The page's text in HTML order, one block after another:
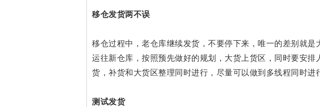
移仓发货两不误
移仓过程中，老仓库继续发货，不要停下来，唯一的差别就是
运往新仓库，按照预先做好的规划，大货上货区，同时要安排
货，补货和大货区整理同时进行，尽量可以做到多线程同时进
测试发货